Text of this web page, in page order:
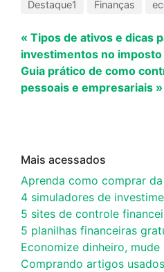
Destaque1 Finanças
« Tipos de ativos e dicas
investimentos no
Guia prático de como
pessoais e empresariais »
Mais acessados
Aprenda como comprar da
4 simuladores de
5 sites de controle
5 planilhas financeiras
Economize dinheiro, mude
Comprando artigos